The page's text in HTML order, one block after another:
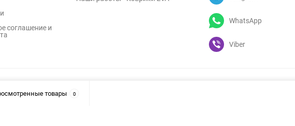
соглашение и
WhatsApp
Viber
товары 0